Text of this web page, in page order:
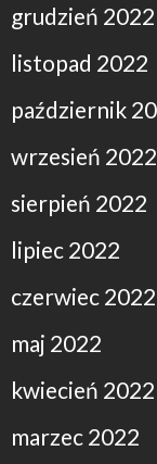
grudzień 2022
listopad 2022
październik
wrzesień 2022
sierpień 2022
lipiec 2022
czerwiec 2022
maj 2022
kwiecień 2022
marzec 2022